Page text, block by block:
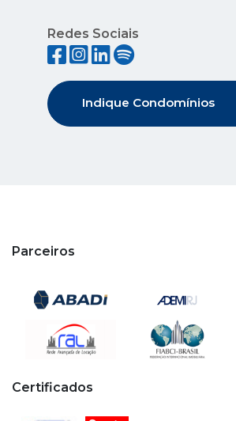
Redes Sociais
Indique Condomínios
Parceiros
Certificados